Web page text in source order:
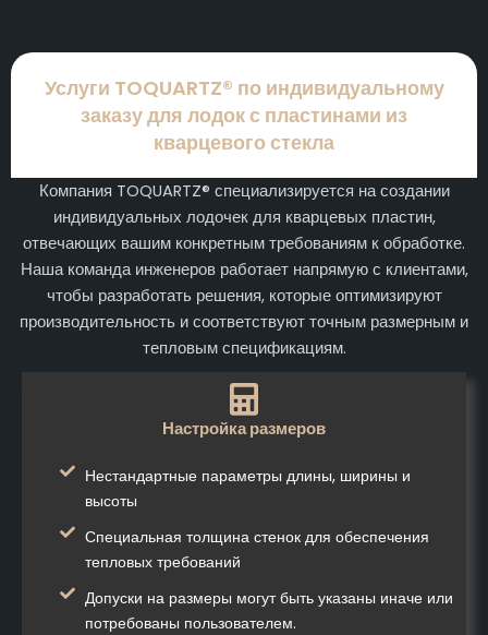
Услуги TOQUARTZ® по индивидуальному
заказу для лодок с пластинами из
кварцевого стекла
Компания TOQUARTZ® специализируется на создании
индивидуальных лодочек для кварцевых пластин,
отвечающих вашим конкретным требованиям к обработке.
Наша команда инженеров работает напрямую с клиентами,
чтобы разработать решения, которые оптимизируют
производительность и соответствуют точным размерным и
тепловым спецификациям.
Настройка размеров
Нестандартные параметры длины, ширины и
высоты
Специальная толщина стенок для обеспечения
тепловых требований
Допуски на размеры могут быть указаны иначе или
потребованы пользователем.